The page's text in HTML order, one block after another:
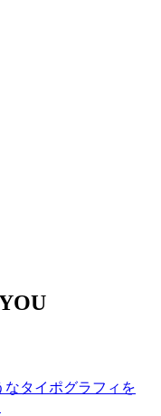
タイポグラフィを